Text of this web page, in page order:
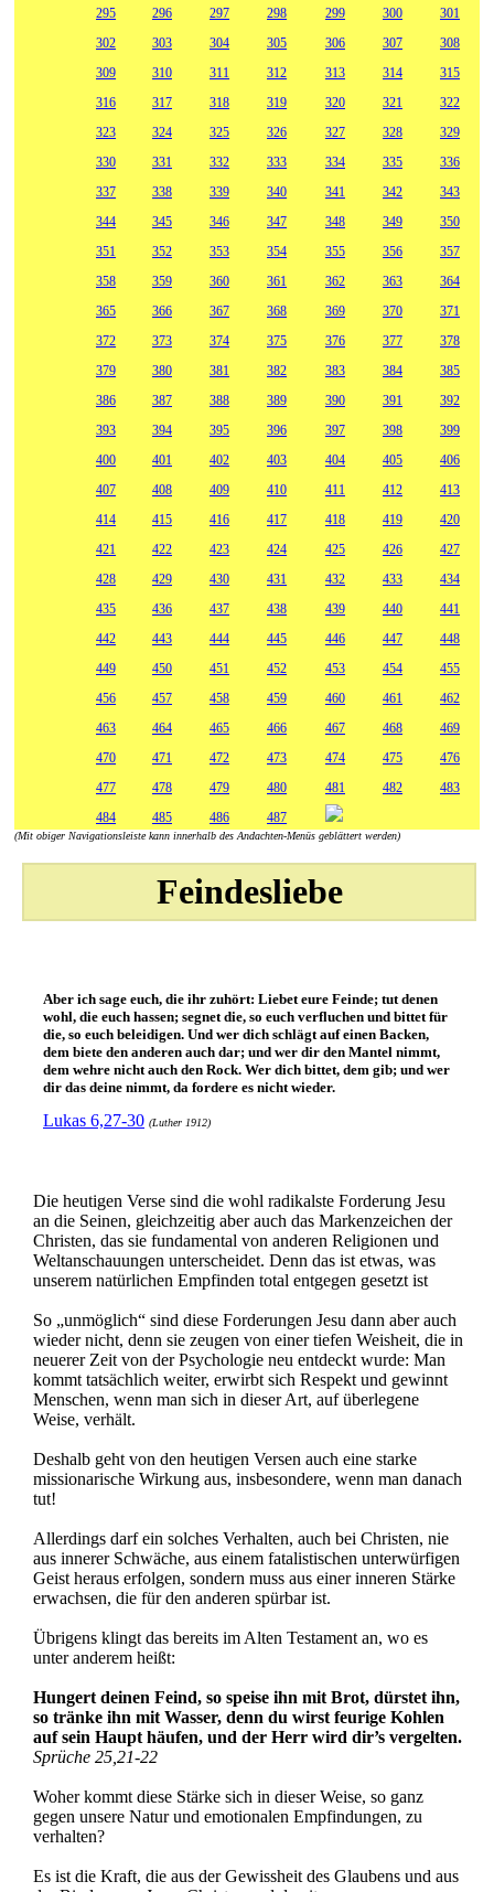
295
296 297 298 299 300
301
302
303 304 305 306 307
308
309
310 311 312 313 314
315
316
317 318 319 320 321
322
323
324 325 326 327 328
329
330
331 332 333 334 335
336
337
338 339 340 341 342
343
344
345 346 347 348 349
350
351
352 353 354 355 356
357
358
359 360 361 362 363
364
365
366 367 368 369 370
371
372
373 374 375 376 377
378
379
380 381 382 383 384
385
386
387 388 389 390 391
392
393
394 395 396 397 398
399
400
401 402 403 404 405
406
407
408 409 410 411 412
413
414
415 416 417 418 419
420
421
422 423 424 425 426
427
428
429 430 431 432 433
434
435
436 437 438 439 440
441
442
443 444 445 446 447
448
449
450 451 452 453 454
455
456
457 458 459 460 461
462
463
464 465 466 467 468
469
470
471 472 473 474 475
476
477
478 479 480 481 482
483
484
485 486 487
(Mit obiger Navigationsleiste kann innerhalb des Andachten-Menüs geblättert werden)
Feindesliebe
Aber ich sage euch, die ihr zuhört: Liebet eure Feinde; tut denen
wohl, die euch hassen; segnet die, so euch verfluchen und bittet für
die, so euch beleidigen. Und wer dich schlägt auf einen Backen,
dem biete den anderen auch dar; und wer dir den Mantel nimmt,
dem wehre nicht auch den Rock. Wer dich bittet, dem gib; und wer
dir das deine nimmt, da fordere es nicht wieder.
Lukas 6,27-30 (Luther 1912)
Die heutigen Verse sind die wohl radikalste Forderung Jesu
an die Seinen, gleichzeitig aber auch das Markenzeichen der
Christen, das sie fundamental von anderen Religionen und
Weltanschauungen unterscheidet. Denn das ist etwas, was
unserem natürlichen Empfinden total entgegen gesetzt ist
So „unmöglich“ sind diese Forderungen Jesu dann aber auch
wieder nicht, denn sie zeugen von einer tiefen Weisheit, die in
neuerer Zeit von der Psychologie neu entdeckt wurde: Man
kommt tatsächlich weiter, erwirbt sich Respekt und gewinnt
Menschen, wenn man sich in dieser Art, auf überlegene
Weise, verhält.
Deshalb geht von den heutigen Versen auch eine starke
missionarische Wirkung aus, insbesondere, wenn man danach
tut!
Allerdings darf ein solches Verhalten, auch bei Christen, nie
aus innerer Schwäche, aus einem fatalistischen unterwürfigen
Geist heraus erfolgen, sondern muss aus einer inneren Stärke
erwachsen, die für den anderen spürbar ist.
Übrigens klingt das bereits im Alten Testament an, wo es
unter anderem heißt:
Hungert deinen Feind, so speise ihn mit Brot, dürstet ihn,
so tränke ihn mit Wasser, denn du wirst feurige Kohlen
auf sein Haupt häufen, und der Herr wird dir’s vergelten.
Sprüche 25,21-22
Woher kommt diese Stärke sich in dieser Weise, so ganz
gegen unsere Natur und emotionalen Empfindungen, zu
verhalten?
Es ist die Kraft, die aus der Gewissheit des Glaubens und aus